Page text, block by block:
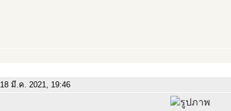
18 มี.ค. 2021, 19:46